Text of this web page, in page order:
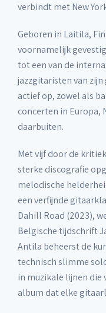
verbindt met New
Geboren in Laitila,
voornamelijk
tot een van de
jazzgitaristen van
actief op, zowel als
concerten in Europa,
daarbuiten.
Met vijf door de
sterke discografie
melodische
een verfijnde
Dahill Road (2023),
Belgische tijdschrift
Antila beheerst de
technisch slimme
in muzikale lijnen die
album dat elke